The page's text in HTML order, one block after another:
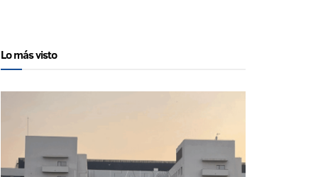
Lo más visto